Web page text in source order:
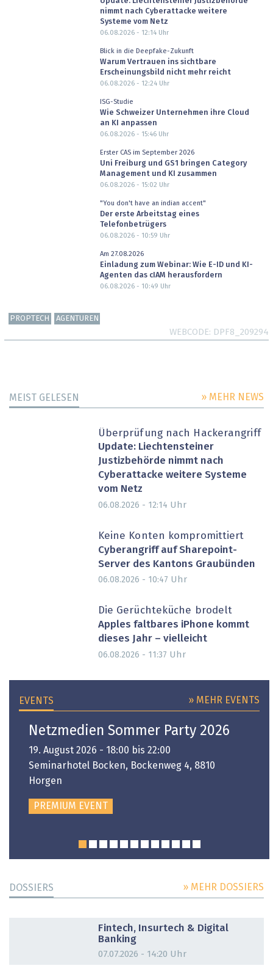
nimmt nach Cyberattacke weitere
Systeme vom Netz
06.08.2026 - 12:14Uhr
Blick in die Deepfake-Zukunft
Warum Vertrauen ins sichtbare
Erscheinungsbild nicht mehr reicht
06.08.2026 - 12:24Uhr
ISG-Studie
Wie Schweizer Unternehmen ihre Cloud
an KI anpassen
06.08.2026 - 15:46Uhr
Erster CAS im September 2026
Uni Freiburg und GS1 bringen Category
Management und KI zusammen
06.08.2026 - 15:02 Uhr
"You don't have an indian accent"
Der erste Arbeitstag eines
Telefonbetrügers
06.08.2026 - 10:59 Uhr
Am 27.08.2026
Einladung zum Webinar: Wie E-ID und KI-
Agenten das cIAM herausfordern
06.08.2026 - 10:49 Uhr
PROPTECH AGENTUREN
WEBCODE DPF8_209294
MEIST GELESEN » MEHR NEWS
Überprüfung nach Hackerangriff
Update: Liechtensteiner
Justizbehörde nimmt nach
Cyberattacke weitere Systeme
vom Netz
06.08.2026 - 12:14 Uhr
Keine Konten kompromittiert
Cyberangriff auf Sharepoint-
Server des Kantons Graubünden
06.08.2026 - 10:47 Uhr
Die Gerüchteküche brodelt
Apples faltbares iPhone kommt
dieses Jahr – vielleicht
06.08.2026 - 11:37 Uhr
EVENTS » MEHR EVENTS
Netzmedien Sommer Party 2026
19. August 2026 - 18:00 bis 22:00
Seminarhotel Bocken, Bockenweg 4, 8810
Horgen
PREMIUM EVENT
DOSSIERS » MEHR DOSSIERS
Fintech, Insurtech & Digital
Banking
07.07.2026 - 14:20 Uhr